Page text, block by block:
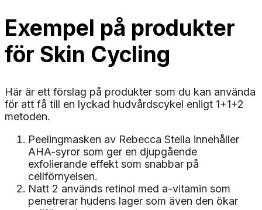
Exempel på produkter
för Skin Cycling
Här är ett förslag på produkter som du kan använda
för att få till en lyckad hudvårdscykel enligt 1+1+2
metoden.
Peelingmasken av Rebecca Stella innehåller
AHA-syror som ger en djupgående
exfolierande effekt som snabbar på
cellförnyelsen.
Natt 2 används retinol med a-vitamin som
penetrerar hudens lager som även den ökar